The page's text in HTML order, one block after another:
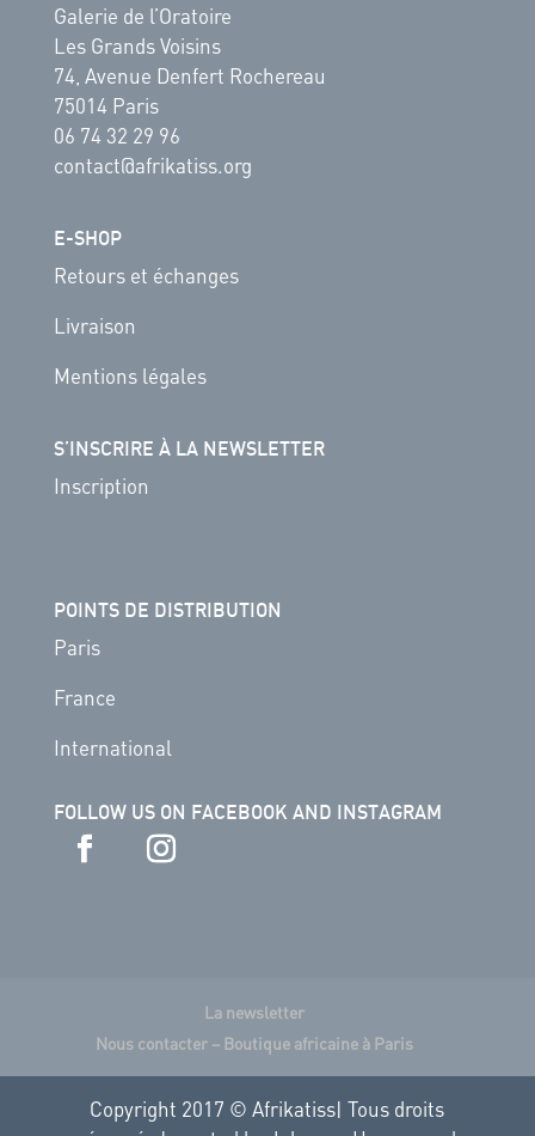
Galerie de l’Oratoire
Les Grands Voisins
74, Avenue Denfert Rochereau
75014 Paris
06 74 32 29 96
contact@afrikatiss.org
E-SHOP
Retours et échanges
Livraison
Mentions légales
S’INSCRIRE À LA NEWSLETTER
Inscription
POINTS DE DISTRIBUTION
Paris
France
International
FOLLOW US ON FACEBOOK AND INSTAGRAM
La newsletter
Nous contacter – Boutique africaine à Paris
Copyright 2017 © Afrikatiss| Tous droits